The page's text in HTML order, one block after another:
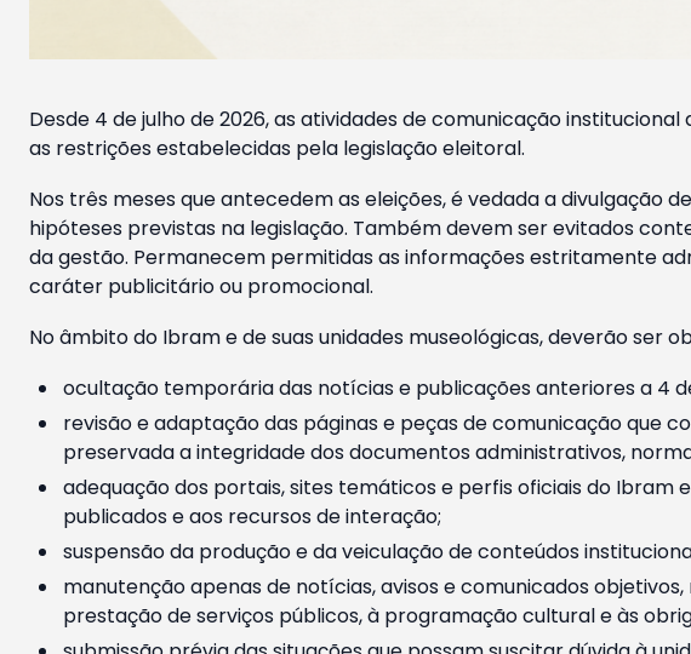
Desde 4 de julho de 2026, as atividades de comunicação
as restrições estabelecidas pela legislação eleitoral.
Nos três meses que antecedem as eleições, é vedada a divulgação
hipóteses previstas na legislação. Também devem ser evitados
da gestão. Permanecem permitidas as informações estritamente
caráter publicitário ou promocional.
No âmbito do Ibram e de suas unidades museológicas, deverão ser
ocultação temporária das notícias e publicações anteriores a 4
revisão e adaptação das páginas e peças de comunicação que
preservada a integridade dos documentos administrativos,
adequação dos portais, sites temáticos e perfis oficiais do Ibram
publicados e aos recursos de interação;
suspensão da produção e da veiculação de conteúdos
manutenção apenas de notícias, avisos e comunicados
prestação de serviços públicos, à programação cultural e às